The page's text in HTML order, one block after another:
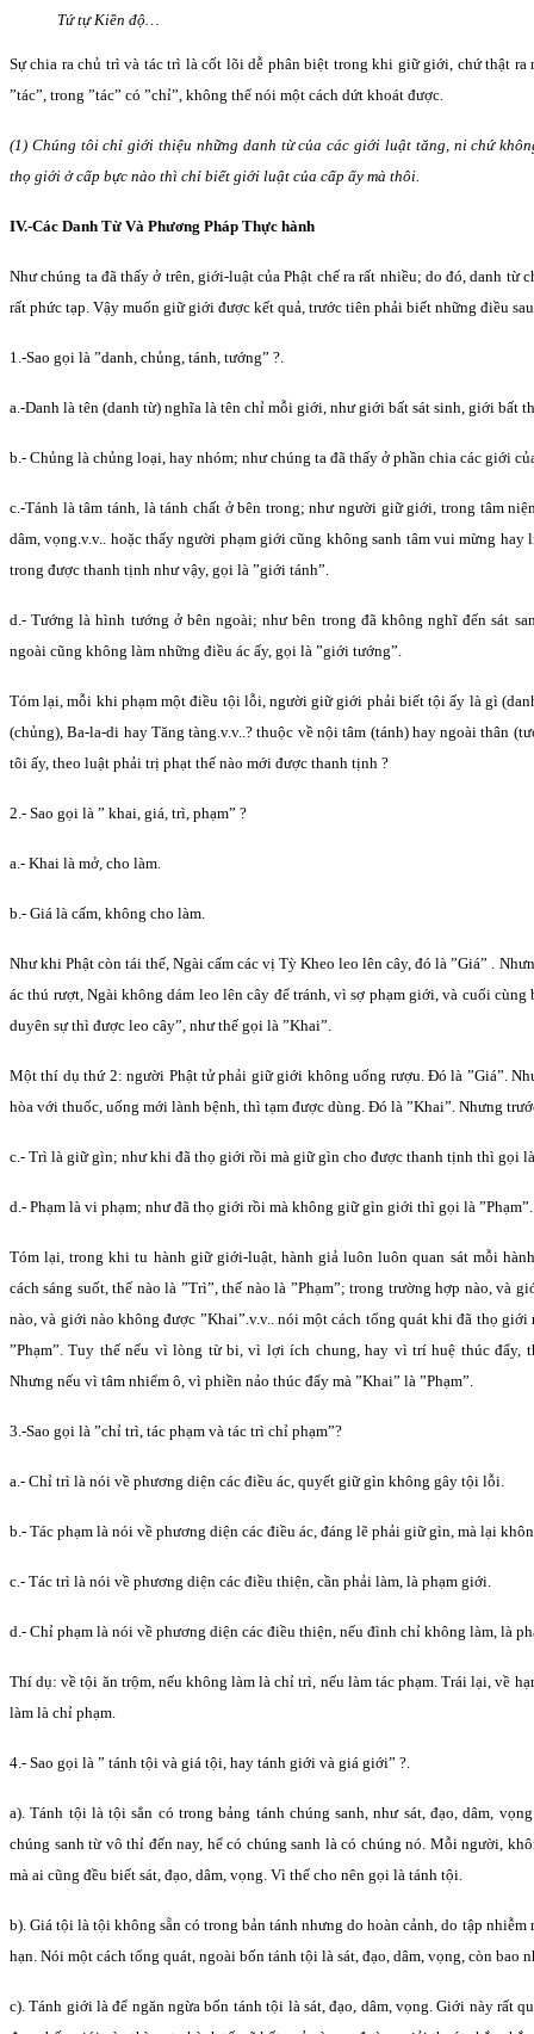
Tứ tự Kiền độ…
Sự chia ra chủ trì và tác trì là cốt lõi dễ phân biệt trong khi giữ giới, chứ thật ra
”tác”, trong ”tác” có ”chỉ”, không thể nói một cách dứt khoát được.
(1) Chúng tôi chỉ giới thiệu những danh từ của các giới luật tăng, ni chứ
thọ giới ở cấp bực nào thì chỉ biết giới luật của cấp ấy mà thôi.
IV.-Các Danh Từ Và Phương Pháp Thực hành
Như chúng ta đã thấy ở trên, giới-luật của Phật chế ra rất nhiều; do đó, danh từ
rất phức tạp. Vậy muốn giữ giới được kết quả, trước tiên phải biết những điều
1.-Sao gọi là ”danh, chủng, tánh, tướng” ?.
a.-Danh là tên (danh từ) nghĩa là tên chỉ mỗi giới, như giới bất sát sinh, giới bất
b.- Chủng là chủng loại, hay nhóm; như chúng ta đã thấy ở phần chia các giới
c.-Tánh là tâm tánh, là tánh chất ở bên trong; như người giữ giới, trong tâm
dâm, vọng.v.v.. hoặc thấy người phạm giới cũng không sanh tâm vui mừng hay
trong được thanh tịnh như vậy, gọi là ”giới tánh”.
d.- Tướng là hình tướng ở bên ngoài; như bên trong đã không nghĩ đến sát
ngoài cũng không làm những điều ác ấy, gọi là ”giới tướng”.
Tóm lại, mỗi khi phạm một điều tội lỗi, người giữ giới phải biết tội ấy là gì
(chủng), Ba-la-di hay Tăng tàng.v.v..? thuộc về nội tâm (tánh) hay ngoài thân
tôi ấy, theo luật phải trị phạt thế nào mới được thanh tịnh ?
2.- Sao gọi là ” khai, giá, trì, phạm” ?
a.- Khai là mở, cho làm.
b.- Giá là cấm, không cho làm.
Như khi Phật còn tái thế, Ngài cấm các vị Tỳ Kheo leo lên cây, đó là ”Giá” .
ác thú rượt, Ngài không dám leo lên cây để tránh, vì sợ phạm giới, và cuối cùng
duyên sự thì được leo cây”, như thế gọi là ”Khai”.
Một thí dụ thứ 2: người Phật tử phải giữ giới không uống rượu. Ðó là ”Giá”.
hòa với thuốc, uống mới lành bệnh, thì tạm được dùng. Ðó là ”Khai”. Nhưng
c.- Trì là giữ gìn; như khi đã thọ giới rồi mà giữ gìn cho được thanh tịnh thì gọi
d.- Phạm là vi phạm; như đã thọ giới rồi mà không giữ gìn giới thì gọi là ”Phạm”.
Tóm lại, trong khi tu hành giữ giới-luật, hành giả luôn luôn quan sát mỗi
cách sáng suốt, thế nào là ”Trì”, thế nào là ”Phạm”; trong trường hợp nào, và
nào, và giới nào không được ”Khai”.v.v.. nói một cách tổng quát khi đã thọ
”Phạm”. Tuy thế nếu vì lòng từ bi, vì lợi ích chung, hay vì trí huệ thúc đẩy,
Nhưng nếu vì tâm nhiểm ô, vì phiền nảo thúc đẩy mà ”Khai” là ”Phạm”.
3.-Sao gọi là ”chỉ trì, tác phạm và tác trì chỉ phạm”?
a.- Chỉ trì là nói về phương diện các điều ác, quyết giữ gìn không gây tội lỗi.
b.- Tác phạm là nói về phương diện các điều ác, đáng lẽ phải giữ gìn, mà lại
c.- Tác trì là nói về phương diện các điều thiện, cần phải làm, là phạm giới.
d.- Chỉ phạm là nói về phương diện các điều thiện, nếu đình chỉ không làm, là
Thí dụ: về tội ăn trộm, nếu không làm là chỉ trì, nếu làm tác phạm. Trái lại, về
làm là chỉ phạm.
4.- Sao gọi là ” tánh tội và giá tội, hay tánh giới và giá giới” ?.
a). Tánh tội là tội sẳn có trong bảng tánh chúng sanh, như sát, đạo, dâm,
chúng sanh từ vô thỉ đến nay, hể có chúng sanh là có chúng nó. Mỗi người,
mà ai cũng đều biết sát, đạo, dâm, vọng. Vì thế cho nên gọi là tánh tội.
b). Giá tội là tội không sẵn có trong bản tánh nhưng do hoàn cảnh, do tập
hạn. Nói một cách tổng quát, ngoài bốn tánh tội là sát, đạo, dâm, vọng, còn bao
c). Tánh giới là để ngăn ngừa bốn tánh tội là sát, đạo, dâm, vọng. Giới này rất